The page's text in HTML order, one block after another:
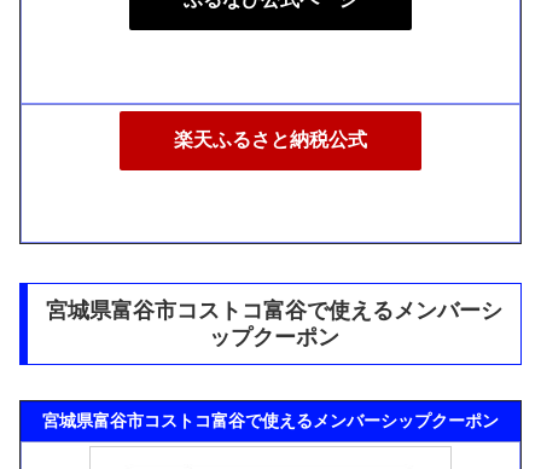
楽天ふるさと納税公式
宮城県富谷市コストコ富谷で使えるメンバーシ
ップクーポン
宮城県富谷市コストコ富谷で使えるメンバーシップクーポン